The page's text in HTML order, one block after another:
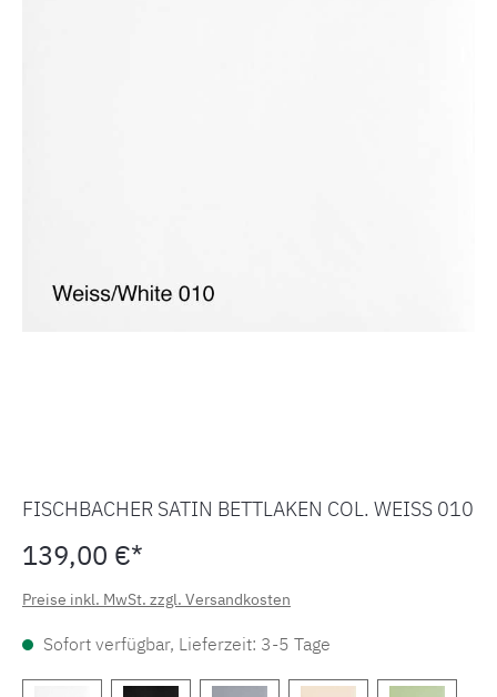
FISCHBACHER SATIN BETTLAKEN COL. WEISS 010
139,00 €*
Preise inkl. MwSt. zzgl. Versandkosten
Sofort verfügbar, Lieferzeit: 3-5 Tage